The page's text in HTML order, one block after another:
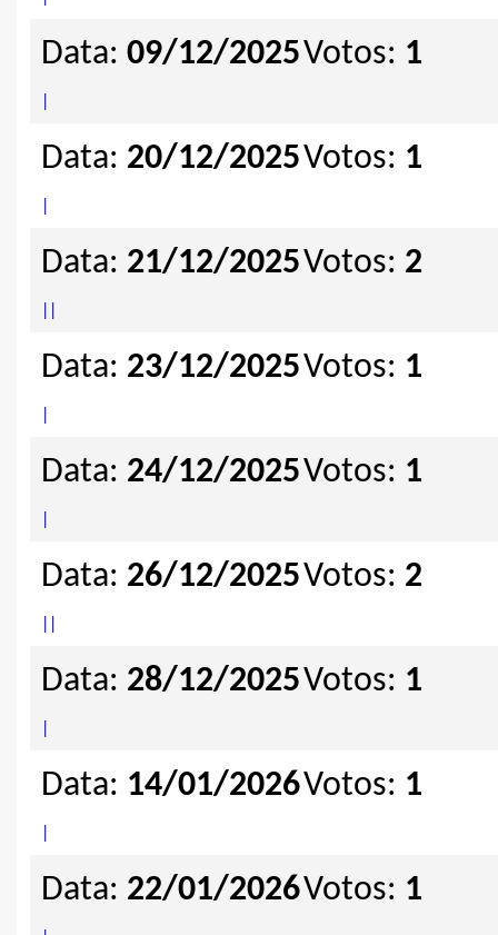
Data: 09/12/2025Votos: 1
Data: 20/12/2025Votos: 1
Data: 21/12/2025Votos: 2
Data: 23/12/2025Votos: 1
Data: 24/12/2025Votos: 1
Data: 26/12/2025Votos: 2
Data: 28/12/2025Votos: 1
Data: 14/01/2026Votos: 1
Data: 22/01/2026Votos: 1